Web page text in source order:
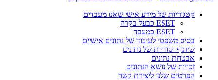
קטגוריות של מידע אישי שאנו מעבדים
ESET כבעל בקרה
ESET כמעבד
בסיס משפטי לעיבוד של נתונים אישיים
שיתוף וסודיות של נתונים
אבטחת נתונים
זכויות של נושא הנתונים
הפרטים שלנו ליצירת קשר